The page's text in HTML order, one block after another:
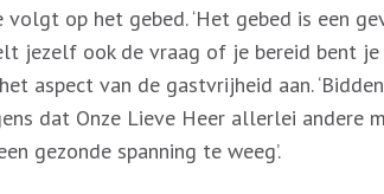
op het gebed. ‘Het gebed is een
jezelf ook de vraag of je bereid bent je
aspect van de gastvrijheid aan.
dat Onze Lieve Heer allerlei andere
gezonde spanning te weeg’.